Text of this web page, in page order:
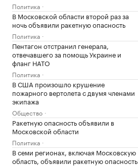
Политика
В Московской области второй раз за
ночь объявили ракетную опасность
Политика
Пентагон отстранил генерала,
отвечавшего за помощь Украине и
фланг НАТО
Политика
В США произошло крушение
пожарного вертолета с двумя членами
экипажа
Общество
Ракетную опасность объявили в
Московской области
Политика
В семи регионах, включая Московскую
область, объявили ракетную опасность